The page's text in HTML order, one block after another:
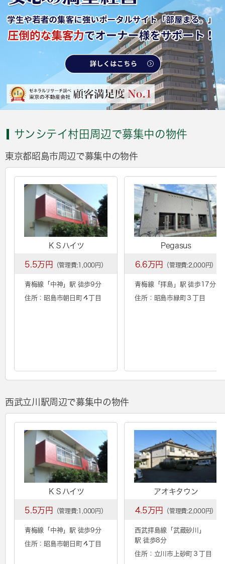
サンシテイ村田周辺で募集中の物件
東京都昭島市周辺で募集中の物件
ＫＳハイツ
5.5万円 （管理費:1,000円）
青梅線「 中神 」駅 徒歩9分
住所：昭島市朝日町４丁目
Pegasus
6.6万円 （管理費:2,000円）
青梅線「拝島 」駅 徒歩17分
住所：昭島市緑町３丁目
西武立川駅周辺で募集中の物件
ＫＳハイツ
5.5万円 （管理費:1,000円）
青梅線「 中神 」駅 徒歩9分
住所：昭島市朝日町４丁目
アオキタウン
4.5万円 （管理費:2,000円）
西武拝島線「 武蔵砂川
」
駅 徒歩8分
住所：立川市上砂町３丁目